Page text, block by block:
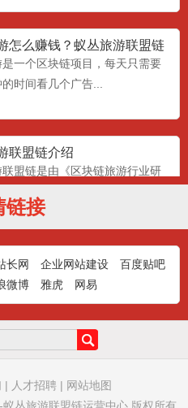
怎么赚钱？蚁丛旅游联盟链
一个区块链项目，每天只需要
时间看几个广告...
联盟链介绍
盟链是由《区块链旅游行业研
起，倾力打造的...
门票积分用途介绍
门票积分的用途:兑换飞机票，高
车票，充话费，...
新人注册操作步骤任务流程
么做：蚁从旅游新人注册操作
程，首先扫上面...
链接
长网 企业网站建设
百度贴吧
微博 雅虎 网易
| 人才招聘 | 网站地图